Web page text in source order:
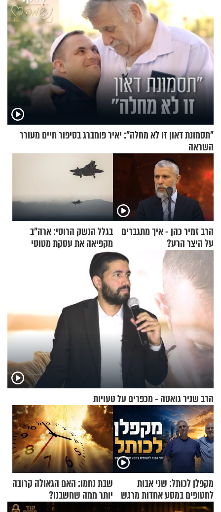
"תסמונת דאון זו לא מחלה": יאיר פומברג בסיפור חיים מעורר
השראה
הרב זמיר כהן - איך מתגברים
על היצר הרע?
בגלל הנשק הרוסי: ארה"ב
מקפיאה את עסקת מטוסי
הקרב לטורקיה
הרב שניר גואטה - מכפרים על טעויות
מקפלן לכותל: שני אבות
לחטופים במסע אחדות מרגש
שבת נחמו: האם הגאולה קרובה
יותר ממה שחשבנו?